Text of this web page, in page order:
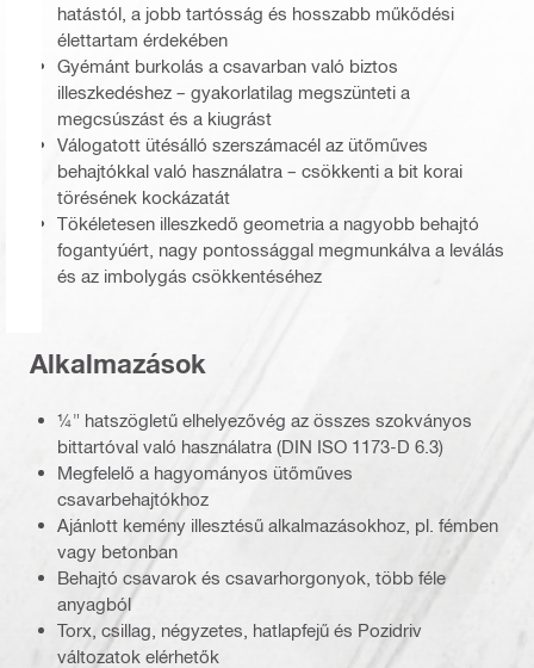
hatástól, a jobb tartósság és hosszabb műkődési
élettartam érdekében
Gyémánt burkolás a csavarban való biztos
illeszkedéshez – gyakorlatilag megszünteti a
megcsúszást és a kiugrást
Válogatott ütésálló szerszámacél az ütőműves
behajtókkal való használatra – csökkenti a bit korai
törésének kockázatát
Tökéletesen illeszkedő geometria a nagyobb behajtó
fogantyúért, nagy pontossággal megmunkálva a leválás
és az imbolygás csökkentéséhez
Alkalmazások
¼" hatszögletű elhelyezővég az összes szokványos
bittartóval való használatra (DIN ISO 1173-D 6.3)
Megfelelő a hagyományos ütőműves
csavarbehajtókhoz
Ajánlott kemény illesztésű alkalmazásokhoz, pl. fémben
vagy betonban
Behajtó csavarok és csavarhorgonyok, több féle
anyagból
Torx, csillag, négyzetes, hatlapfejű és Pozidriv
változatok elérhetők